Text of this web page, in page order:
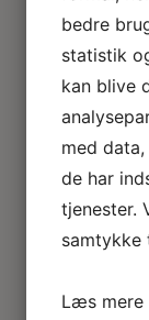
Loftlamper
Lysekroner
Gulvlamper
LED lamper
Roseline
El tilbehør
Miniature
Café
Bibliotek /
bedre
statistik
kan blive
med
de har
tjenester.
samtykke
Læs mere